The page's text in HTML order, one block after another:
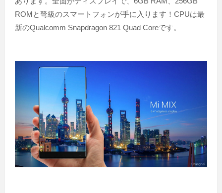
ROMと弩級のスマートフォンが手に入ります！CPUは最
新のQualcomm Snapdragon 821 Quad Coreです。